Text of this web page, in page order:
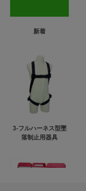
新着
3-フルハーネス型墜
落制止用器具